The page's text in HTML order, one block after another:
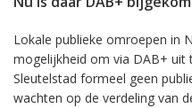
Lokale publieke omroepen in
mogelijkheid om via DAB+ uit
Sleutelstad formeel geen
wachten op de verdeling van